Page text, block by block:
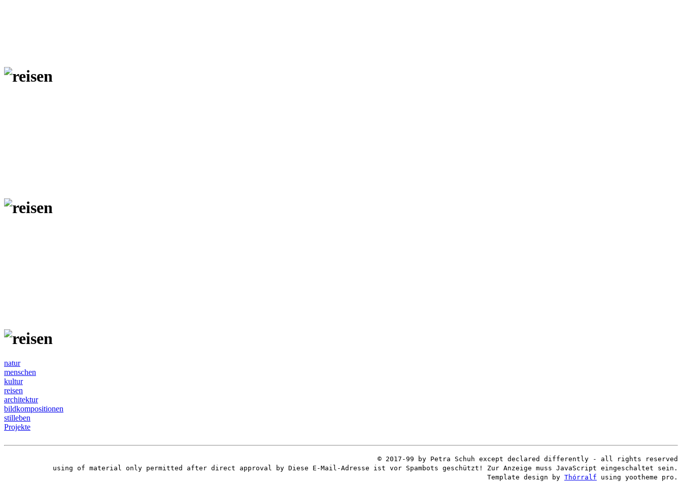
natur
menschen
kultur
reisen
architektur
bildkompositionen
stilleben
Projekte
© 2017-99 by Petra Schuh except declared differently - all rights reserved
using of material only permitted after direct approval by Diese E-Mail-Adresse ist vor Spambots geschützt! Zur Anzeige muss JavaScript eingeschaltet sein.
Template design by Thórralf using yootheme pro.